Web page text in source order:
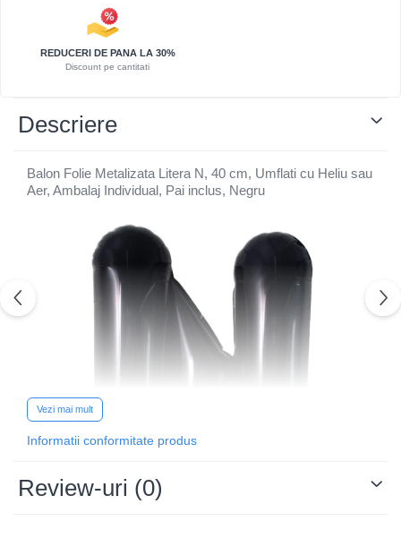
REDUCERI DE PANA LA 30%
Discount pe cantitati
Descriere
Balon Folie Metalizata Litera N, 40 cm, Umflati cu Heliu sau
Aer, Ambalaj Individual, Pai inclus, Negru
Vezi mai mult
Informatii conformitate produs
Review-uri (0)